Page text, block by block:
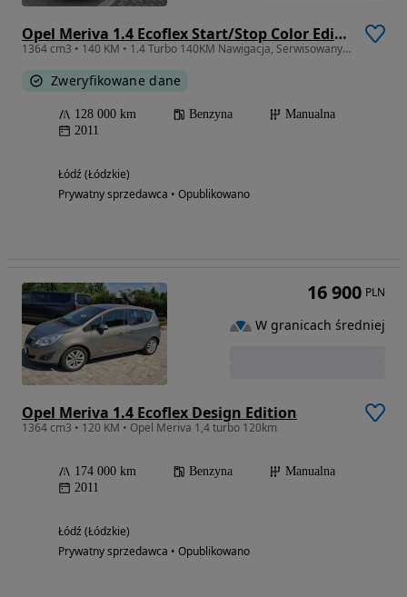
Opel Meriva 1.4 Ecoflex Start/Stop Color Edition
1364 cm3 • 140 KM • 1.4 Turbo 140KM Nawigacja, Serwisowany, Bardzo zadbany
Zweryfikowane dane
128 000 km Benzyna
Manualna
2011
Łódź (Łódzkie)
Prywatny sprzedawca • Opublikowano
Opel Meriva 1.4 Ecoflex Design Edition
1364 cm3 • 120 KM • Opel Meriva 1,4 turbo 120km
174 000 km Benzyna
Manualna
2011
Łódź (Łódzkie)
Prywatny sprzedawca • Opublikowano
16 900 PLN
W granicach średniej